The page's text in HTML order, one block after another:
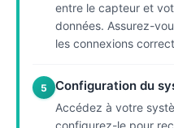
entre le capteur et
données. Assurez-
les connexions
5 Configuration du
Accédez à votre
configurez-le pour